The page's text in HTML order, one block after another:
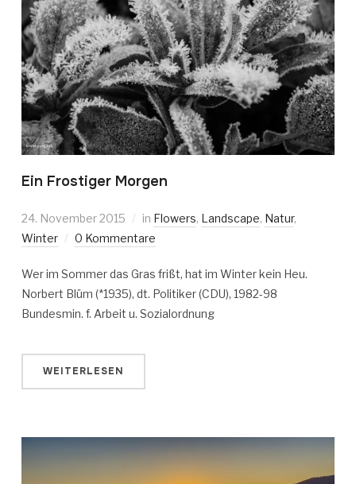
Ein Frostiger Morgen
24. November 2015 in Flowers, Landscape, Natur,
Winter
0 Kommentare
Wer im Sommer das Gras frißt, hat im Winter kein Heu.
Norbert Blüm (*1935), dt. Politiker (CDU), 1982-98
Bundesmin. f. Arbeit u. Sozialordnung
WEITERLESEN